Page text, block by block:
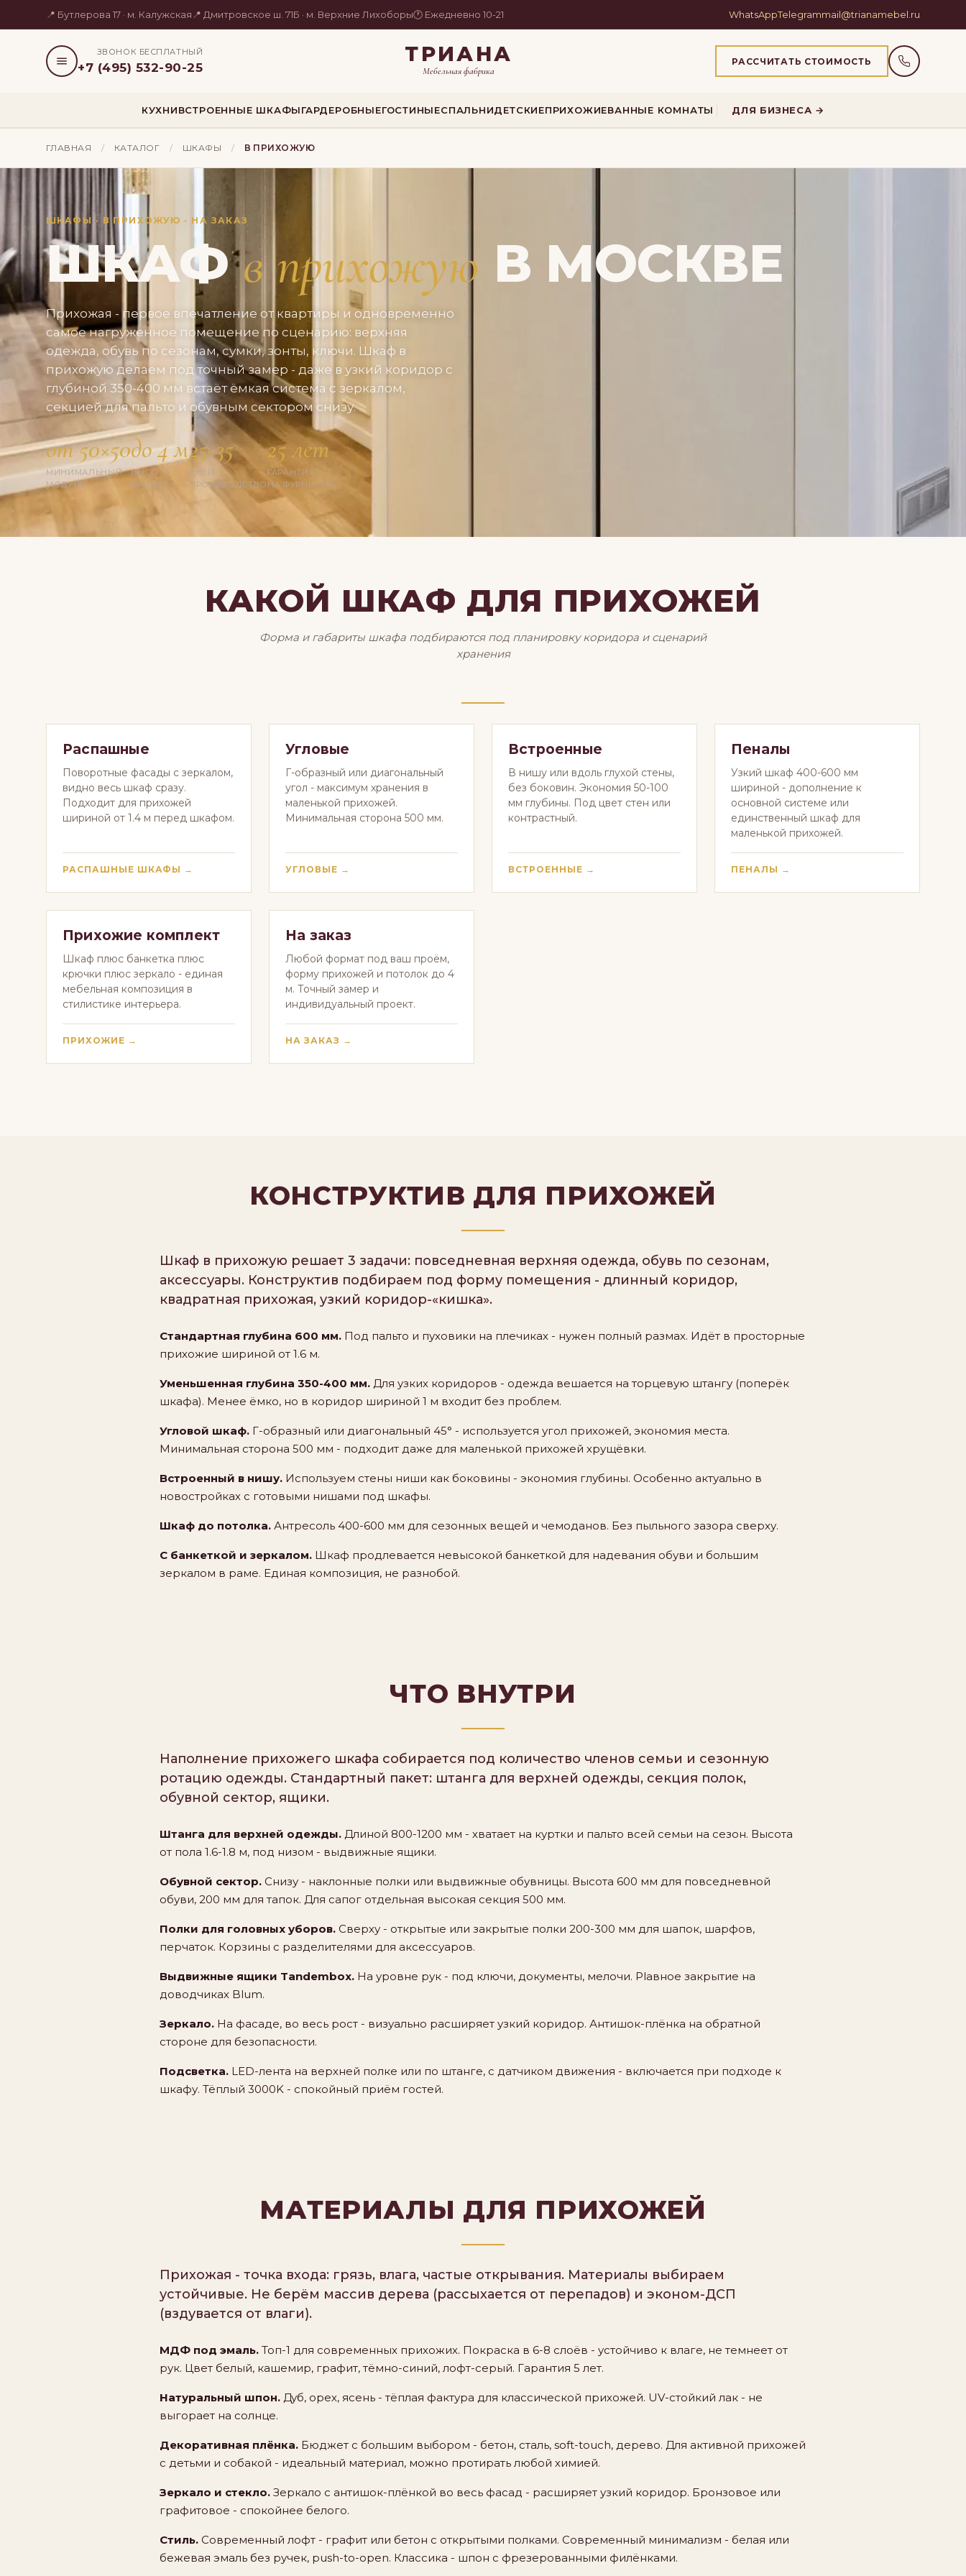
📍 Бутлерова 17 · м. Калужская 📍 Дмитровское ш. 71Б · м. Верхние Лихоборы🕐 Ежедневно 10-21 WhatsAppTelegrammail@trianamebel.ru
ЗВОНОК БЕСПЛАТНЫЙ
+7 (495) 532-90-25
ТРИАНА
Мебельная фабрика
РАССЧИТАТЬ СТОИМОСТЬ
КУХНИВСТРОЕННЫЕ ШКАФЫГАРДЕРОБНЫЕГОСТИНЫЕСПАЛЬНИДЕТСКИЕПРИХОЖИЕВАННЫЕ КОМНАТЫ ДЛЯ БИЗНЕСА →
ГЛАВНАЯ / КАТАЛОГ / ШКАФЫ / В ПРИХОЖУЮ
ШКАФЫ · В ПРИХОЖУЮ · НА ЗАКАЗ
ШКАФв прихожую В МОСКВЕ
Прихожая - первое впечатление от квартиры и одновременно
самое нагруженное помещение по сценарию: верхняя
одежда, обувь по сезонам, сумки, зонты, ключи. Шкаф в
прихожую делаем под точный замер - даже в узкий коридор с
глубиной 350-400 мм встаёт ёмкая система с зеркалом,
секцией для пальто и обувным сектором снизу.
от 50×50
МИНИМАЛЬНЫЙ
МОДУЛЬ
до 4 м
ВЫСОТА
ФАСАДА
25-35
ДНЕЙ
ПРОИЗВОДСТВО
25 лет
ГАРАНТИЯ
НА ФУРНИТУРУ
КАКОЙ ШКАФ ДЛЯ ПРИХОЖЕЙ
Форма и габариты шкафа подбираются под планировку коридора и сценарий
хранения
Распашные
Поворотные фасады с зеркалом,
видно весь шкаф сразу.
Подходит для прихожей
шириной от 1.4 м перед шкафом.
РАСПАШНЫЕ ШКАФЫ →
Угловые
Г-образный или диагональный
угол - максимум хранения в
маленькой прихожей.
Минимальная сторона 500 мм.
УГЛОВЫЕ →
Встроенные
В нишу или вдоль глухой стены,
без боковин. Экономия 50-100
мм глубины. Под цвет стен или
контрастный.
ВСТРОЕННЫЕ →
Пеналы
Узкий шкаф 400-600 мм
шириной - дополнение к
основной системе или
единственный шкаф для
маленькой прихожей.
ПЕНАЛЫ →
Прихожие комплект
Шкаф плюс банкетка плюс
крючки плюс зеркало - единая
мебельная композиция в
стилистике интерьера.
ПРИХОЖИЕ →
На заказ
Любой формат под ваш проём,
форму прихожей и потолок до 4
м. Точный замер и
индивидуальный проект.
НА ЗАКАЗ →
КОНСТРУКТИВ ДЛЯ ПРИХОЖЕЙ
Шкаф в прихожую решает 3 задачи: повседневная верхняя одежда, обувь по сезонам,
аксессуары. Конструктив подбираем под форму помещения - длинный коридор,
квадратная прихожая, узкий коридор-«кишка».
Стандартная глубина 600 мм. Под пальто и пуховики на плечиках - нужен полный размах. Идёт в просторные
прихожие шириной от 1.6 м.
Уменьшенная глубина 350-400 мм. Для узких коридоров - одежда вешается на торцевую штангу (поперёк
шкафа). Менее ёмко, но в коридор шириной 1 м входит без проблем.
Угловой шкаф. Г-образный или диагональный 45° - используется угол прихожей, экономия места.
Минимальная сторона 500 мм - подходит даже для маленькой прихожей хрущёвки.
Встроенный в нишу. Используем стены ниши как боковины - экономия глубины. Особенно актуально в
новостройках с готовыми нишами под шкафы.
Шкаф до потолка. Антресоль 400-600 мм для сезонных вещей и чемоданов. Без пыльного зазора сверху.
С банкеткой и зеркалом. Шкаф продлевается невысокой банкеткой для надевания обуви и большим
зеркалом в раме. Единая композиция, не разнобой.
ЧТО ВНУТРИ
Наполнение прихожего шкафа собирается под количество членов семьи и сезонную
ротацию одежды. Стандартный пакет: штанга для верхней одежды, секция полок,
обувной сектор, ящики.
Штанга для верхней одежды. Длиной 800-1200 мм - хватает на куртки и пальто всей семьи на сезон. Высота
от пола 1.6-1.8 м, под низом - выдвижные ящики.
Обувной сектор. Снизу - наклонные полки или выдвижные обувницы. Высота 600 мм для повседневной
обуви, 200 мм для тапок. Для сапог отдельная высокая секция 500 мм.
Полки для головных уборов. Сверху - открытые или закрытые полки 200-300 мм для шапок, шарфов,
перчаток. Корзины с разделителями для аксессуаров.
Выдвижные ящики Tandembox. На уровне рук - под ключи, документы, мелочи. Plавное закрытие на
доводчиках Blum.
Зеркало. На фасаде, во весь рост - визуально расширяет узкий коридор. Антишок-плёнка на обратной
стороне для безопасности.
Подсветка. LED-лента на верхней полке или по штанге, с датчиком движения - включается при подходе к
шкафу. Тёплый 3000K - спокойный приём гостей.
МАТЕРИАЛЫ ДЛЯ ПРИХОЖЕЙ
Прихожая - точка входа: грязь, влага, частые открывания. Материалы выбираем
устойчивые. Не берём массив дерева (рассыхается от перепадов) и эконом-ДСП
(вздувается от влаги).
МДФ под эмаль. Топ-1 для современных прихожих. Покраска в 6-8 слоёв - устойчиво к влаге, не темнеет от
рук. Цвет белый, кашемир, графит, тёмно-синий, лофт-серый. Гарантия 5 лет.
Натуральный шпон. Дуб, орех, ясень - тёплая фактура для классической прихожей. UV-стойкий лак - не
выгорает на солнце.
Декоративная плёнка. Бюджет с большим выбором - бетон, сталь, soft-touch, дерево. Для активной прихожей
с детьми и собакой - идеальный материал, можно протирать любой химией.
Зеркало и стекло. Зеркало с антишок-плёнкой во весь фасад - расширяет узкий коридор. Бронзовое или
графитовое - спокойнее белого.
Стиль. Современный лофт - графит или бетон с открытыми полками. Современный минимализм - белая или
бежевая эмаль без ручек, push-to-open. Классика - шпон с фрезерованными филёнками.